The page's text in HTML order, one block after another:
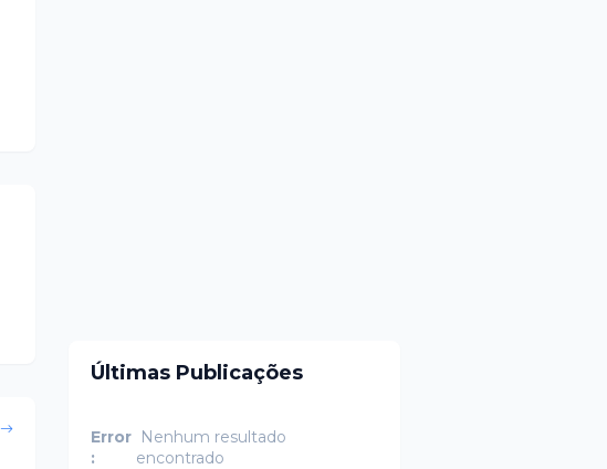
Últimas Publicações
Error
:
Nenhum resultado
encontrado